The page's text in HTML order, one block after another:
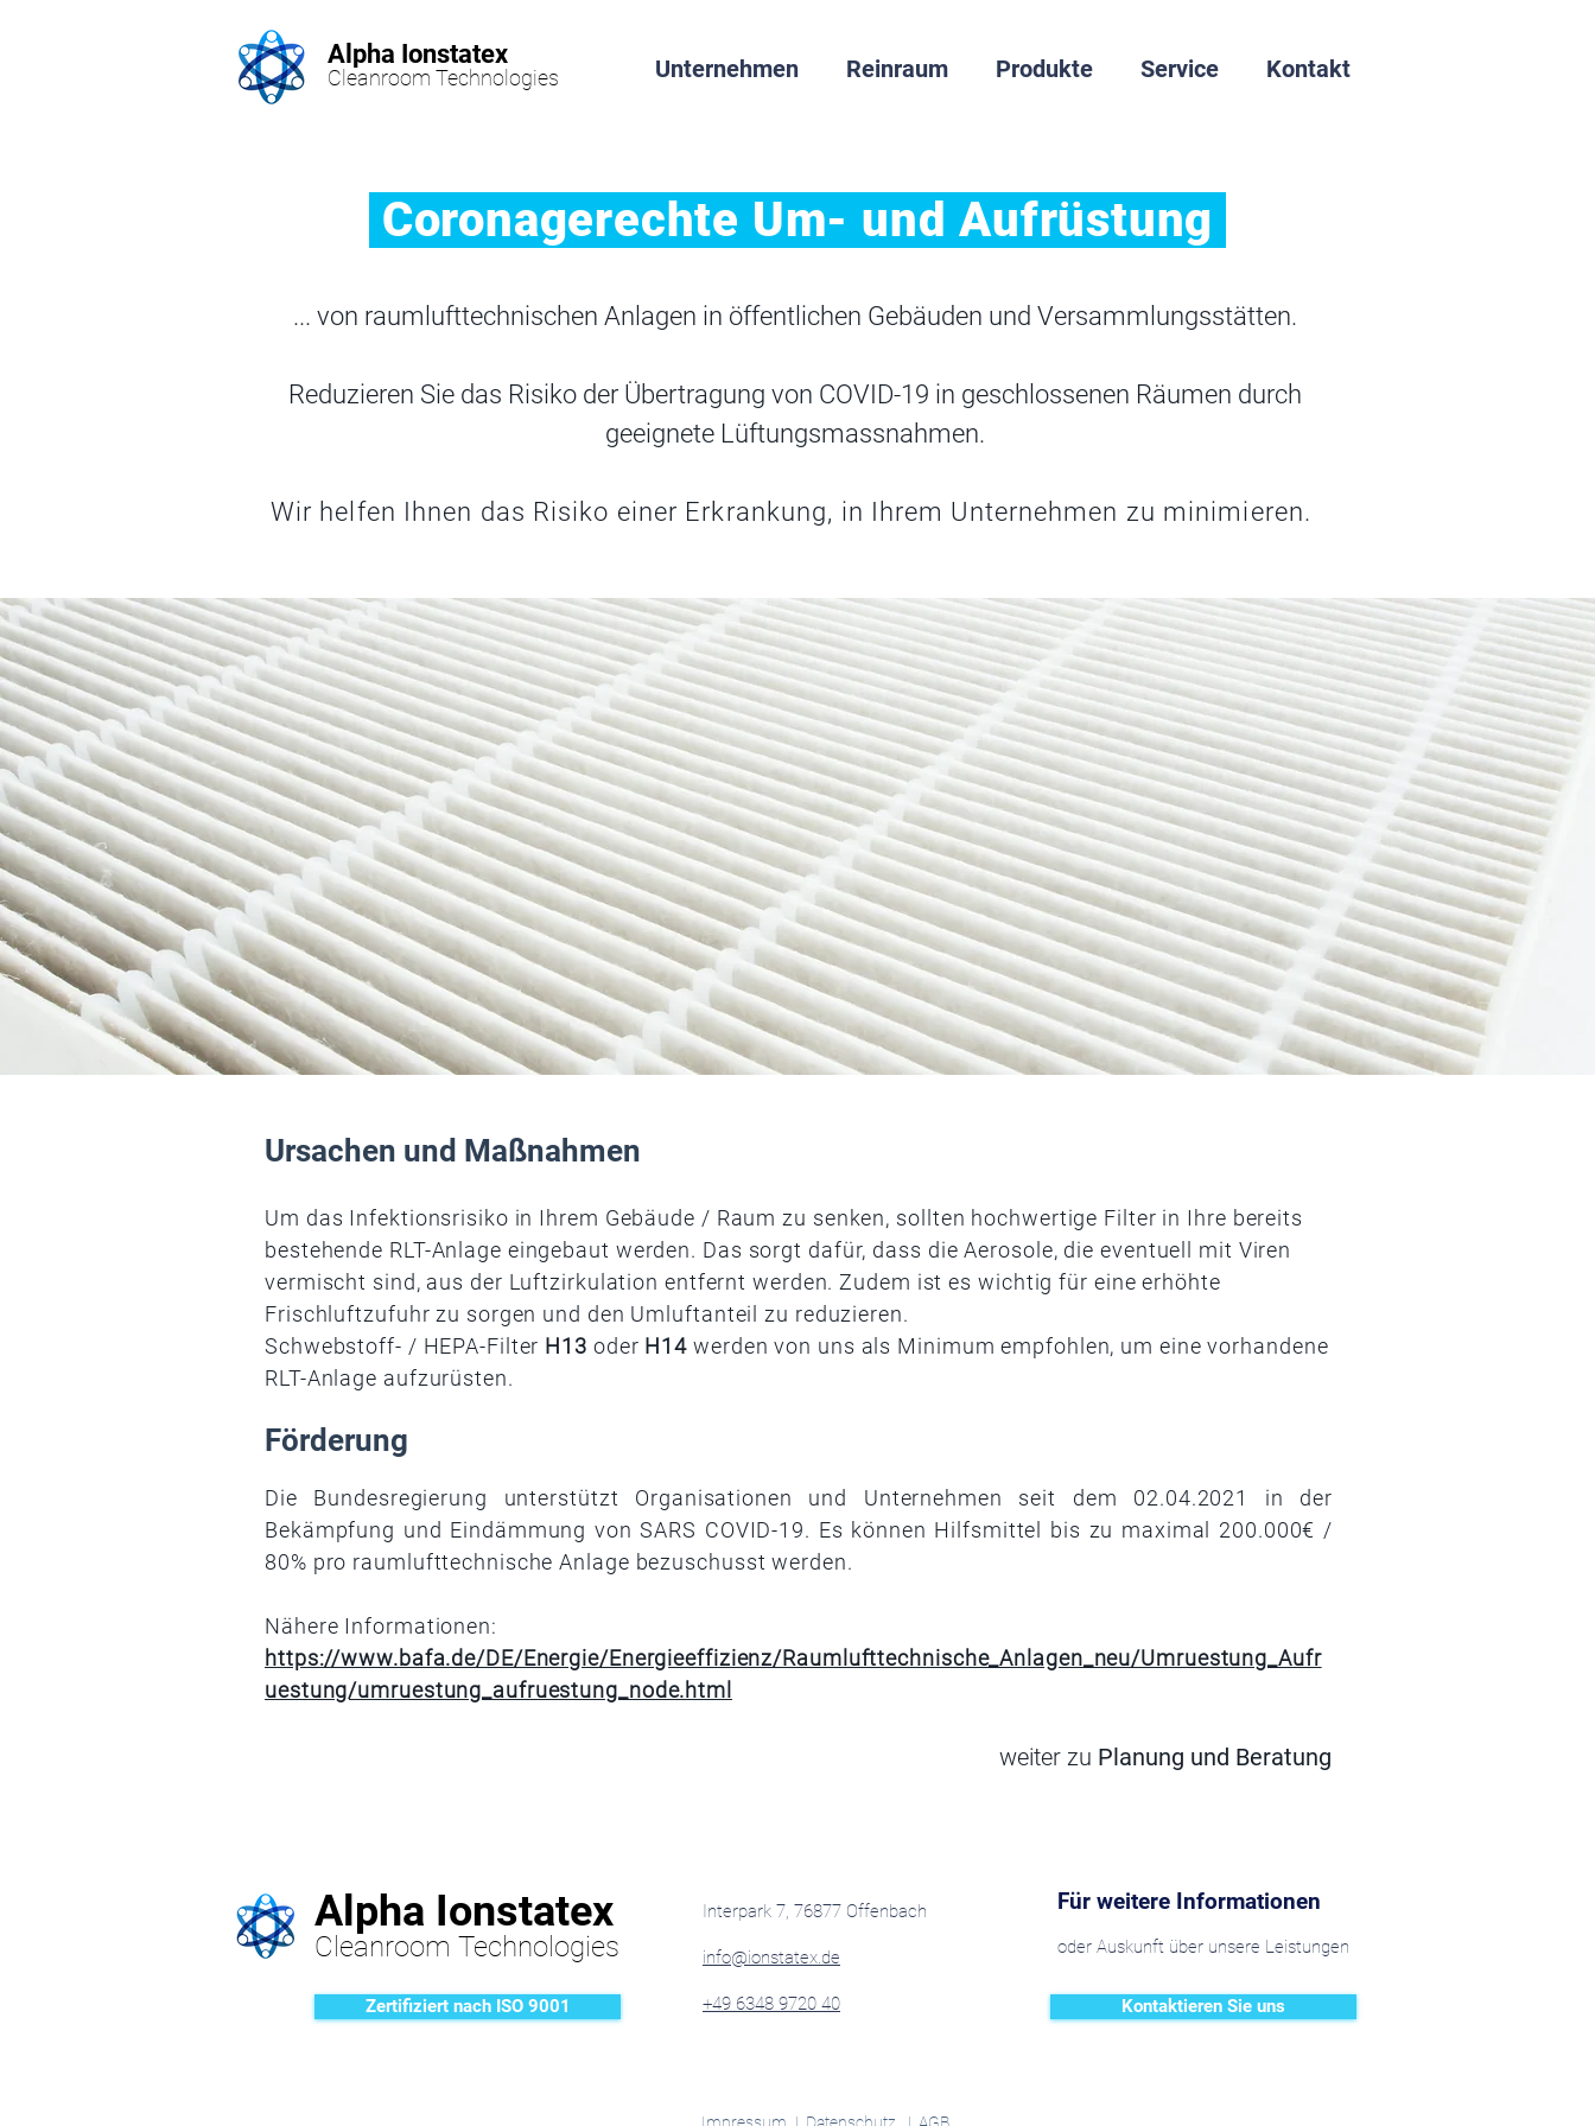
Alpha Ionstatex
Cleanroom Technologies Unternehmen Reinraum Produkte Service Kontakt
Coronagerechte Um- und Aufrüstung
... von raumlufttechnischen Anlagen in öffentlichen Gebäuden und Versammlungsstätten.
Reduzieren Sie das Risiko der Übertragung von COVID-19 in geschlossenen Räumen durch
geeignete Lüftungsmassnahmen.
Wir helfen Ihnen das Risiko einer Erkrankung, in Ihrem Unternehmen zu minimieren.
Ursachen und Maßnahmen
Um das Infektionsrisiko in Ihrem Gebäude / Raum zu senken, sollten hochwertige Filter in Ihre bereits
bestehende RLT-Anlage eingebaut werden. Das sorgt dafür, dass die Aerosole, die eventuell mit Viren
vermischt sind, aus der Luftzirkulation entfernt werden. Zudem ist es wichtig für eine erhöhte
Frischluftzufuhr zu sorgen und den Umluftanteil zu reduzieren.
Schwebstoff- / HEPA-Filter H13 oder H14 werden von uns als Minimum empfohlen, um eine vorhandene
RLT-Anlage aufzurüsten.
Förderung
Die Bundesregierung unterstützt Organisationen und Unternehmen seit dem 02.04.2021 in der
Bekämpfung und Eindämmung von SARS COVID-19. Es können Hilfsmittel bis zu maximal 200.000€ /
80% pro raumlufttechnische Anlage bezuschusst werden.
Nähere Informationen:
https://www.bafa.de/DE/Energie/Energieeffizienz/Raumlufttechnische_Anlagen_neu/Umruestung_Aufr
uestung/umruestung_aufruestung_node.html
weiter zu Planung und Beratung
Alpha Ionstatex
Cleanroom Technologies
Interpark 7, 76877 Offenbach
info@ionstatex.de
+49 6348 9720 40
Zertifiziert nach ISO 9001
Für weitere Informationen
oder Auskunft über unsere Leistungen
Kontaktieren Sie uns